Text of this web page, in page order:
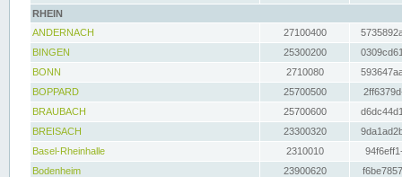
RHEIN
ANDERNACH
27100400
BINGEN
25300200
BONN
2710080
BOPPARD
25700500
BRAUBACH
25700600
BREISACH
23300320
Basel-Rheinhalle
2310010
Bodenheim
23900620